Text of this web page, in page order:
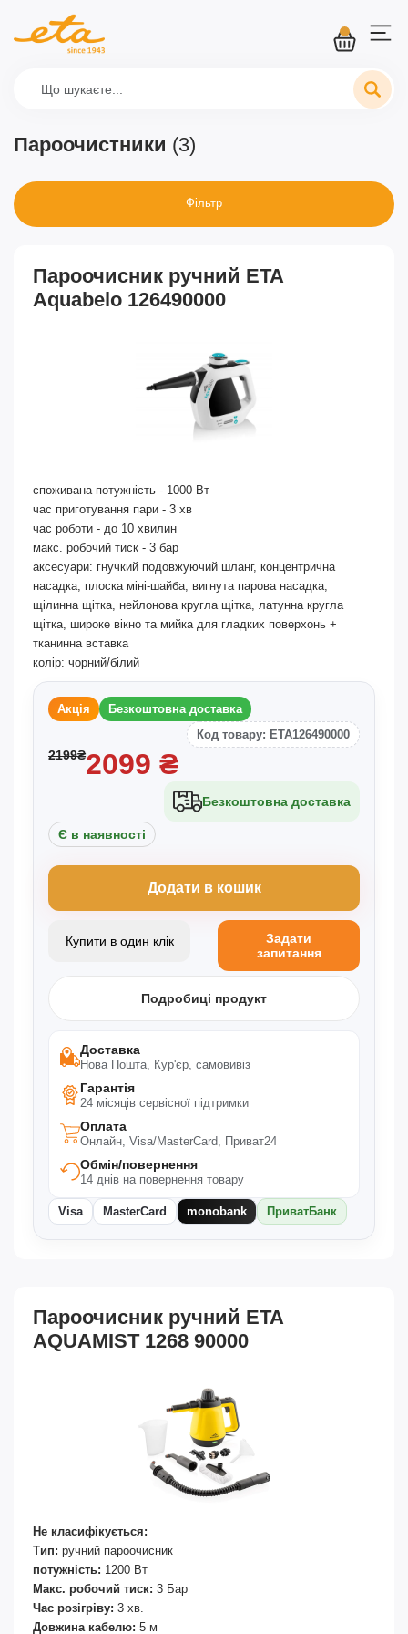
Пароочиcтники (3)
Фільтр
Пароочисник ручний ETA
Aquabelo 126490000
споживана потужність - 1000 Вт
час приготування пари - 3 хв
час роботи - до 10 хвилин
макс. робочий тиск - 3 бар
аксесуари: гнучкий подовжуючий шланг, концентрична
насадка, плоска міні-шайба, вигнута парова насадка,
щілинна щітка, нейлонова кругла щітка, латунна кругла
щітка, широке вікно та мийка для гладких поверхонь +
тканинна вставка
колір: чорний/білий
Акція
Безкоштовна доставка
Код товару: ETA126490000
2199₴2099 ₴
Безкоштовна доставка
Є в наявності
Додати в кошик
Купити в один клік
Задати
запитання
Подробиці продукт
Доставка
Нова Пошта, Кур'єр, самовивіз
Гарантія
24 місяців сервісної підтримки
Оплата
Онлайн, Visa/MasterCard, Приват24
Обмін/повернення
14 днів на повернення товару
Visa MasterCard monobank ПриватБанк
Пароочисник ручний ETA
AQUAMIST 1268 90000
Не класифікується:
Тип: ручний пароочисник
потужність: 1200 Вт
Макс. робочий тиск: 3 Бар
Час розігріву: 3 хв.
Довжина кабелю: 5 м